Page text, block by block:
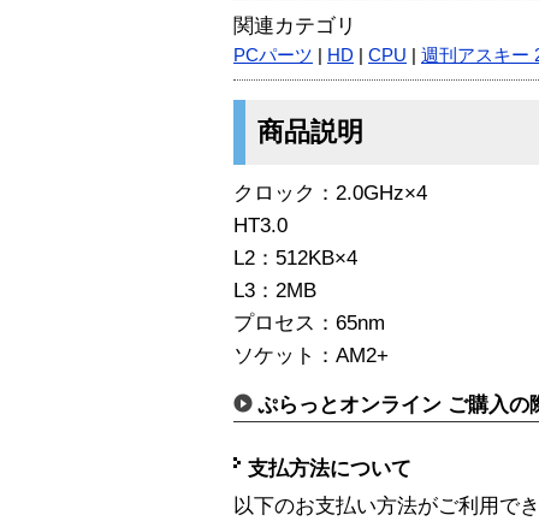
関連カテゴリ
PCパーツ HD CPU 週刊アスキー
商品説明
クロック：2.0GHz×4
HT3.0
L2：512KB×4
L3：2MB
プロセス：65nm
ソケット：AM2+
ぷらっとオンライン ご購入の
支払方法について
以下のお支払い方法がご利用で